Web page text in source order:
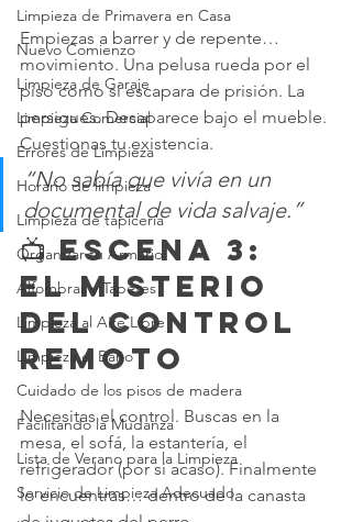
Limpieza de Primavera en Casa
Nuevo Comienzo
Limpieza de Garaje
Limpieza Comercial
Errores de Limpieza
Horario de limpieza
Limpieza de tapicería
Organizar tu Armario
Alfombras y Tapetes
Limpieza al Aire Libre
Limpieza el Baño
Cuidado de los pisos de madera
Facilitando la Mudanza
Lista de Verano para la Limpieza
Servicio de Limpieza Adecuado
Empiezas a barrer y de repente…
movimiento. Una pelusa rueda por el
piso como si escapara de prisión. La
persigues. Desaparece bajo el mueble.
Cuestionas tu existencia.
“No sabía que vivía en un
documental de vida salvaje.”
📺 Escena 3:
El Misterio
del Control
Remoto
Necesitas el control. Buscas en la
mesa, el sofá, la estantería, el
refrigerador (por si acaso). Finalmente
lo encuentras… dentro de la canasta